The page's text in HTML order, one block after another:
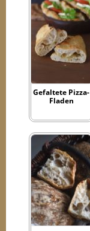
Gefaltete Pizza-
Fladen